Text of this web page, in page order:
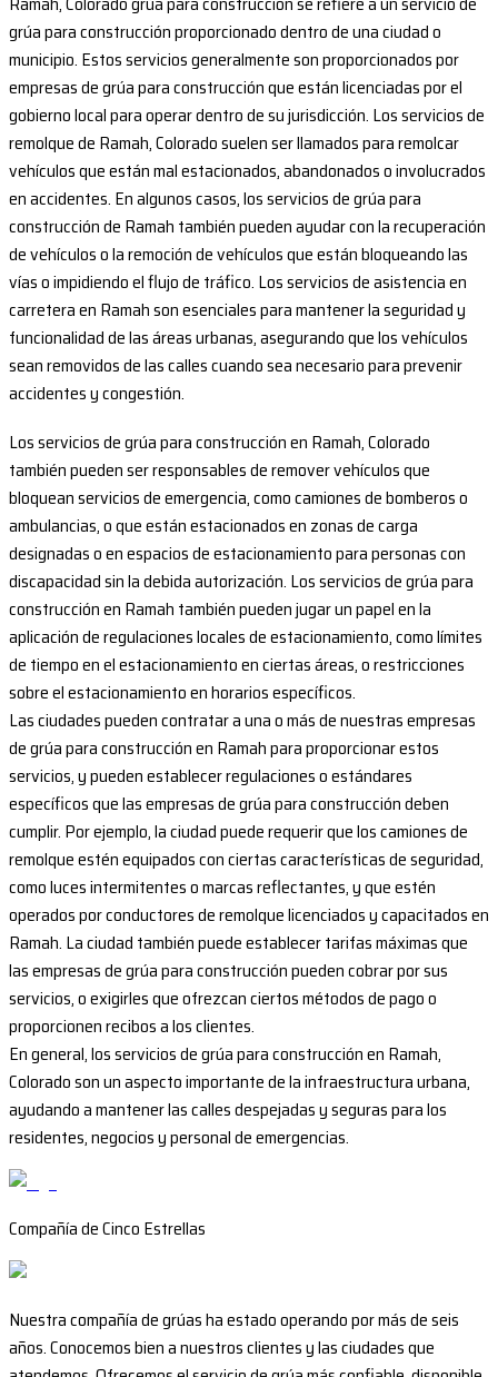
grúa para construcción proporcionado dentro de una ciudad o
municipio. Estos servicios generalmente son proporcionados por
empresas de grúa para construcción que están licenciadas por el
gobierno local para operar dentro de su jurisdicción. Los servicios de
remolque de Ramah, Colorado suelen ser llamados para remolcar
vehículos que están mal estacionados, abandonados o involucrados
en accidentes. En algunos casos, los servicios de grúa para
construcción de Ramah también pueden ayudar con la recuperación
de vehículos o la remoción de vehículos que están bloqueando las
vías o impidiendo el flujo de tráfico. Los servicios de asistencia en
carretera en Ramah son esenciales para mantener la seguridad y
funcionalidad de las áreas urbanas, asegurando que los vehículos
sean removidos de las calles cuando sea necesario para prevenir
accidentes y congestión.
Los servicios de grúa para construcción en Ramah, Colorado
también pueden ser responsables de remover vehículos que
bloquean servicios de emergencia, como camiones de bomberos o
ambulancias, o que están estacionados en zonas de carga
designadas o en espacios de estacionamiento para personas con
discapacidad sin la debida autorización. Los servicios de grúa para
construcción en Ramah también pueden jugar un papel en la
aplicación de regulaciones locales de estacionamiento, como límites
de tiempo en el estacionamiento en ciertas áreas, o restricciones
sobre el estacionamiento en horarios específicos.
Las ciudades pueden contratar a una o más de nuestras empresas
de grúa para construcción en Ramah para proporcionar estos
servicios, y pueden establecer regulaciones o estándares
específicos que las empresas de grúa para construcción deben
cumplir. Por ejemplo, la ciudad puede requerir que los camiones de
remolque estén equipados con ciertas características de seguridad,
como luces intermitentes o marcas reflectantes, y que estén
operados por conductores de remolque licenciados y capacitados en
Ramah. La ciudad también puede establecer tarifas máximas que
las empresas de grúa para construcción pueden cobrar por sus
servicios, o exigirles que ofrezcan ciertos métodos de pago o
proporcionen recibos a los clientes.
En general, los servicios de grúa para construcción en Ramah,
Colorado son un aspecto importante de la infraestructura urbana,
ayudando a mantener las calles despejadas y seguras para los
residentes, negocios y personal de emergencias.
Compañía de Cinco Estrellas
Nuestra compañía de grúas ha estado operando por más de seis
años. Conocemos bien a nuestros clientes y las ciudades que